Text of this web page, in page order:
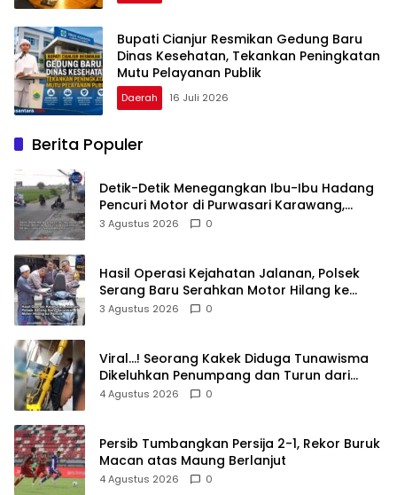
Bupati Cianjur Resmikan Gedung Baru
Dinas Kesehatan, Tekankan Peningkatan
Mutu Pelayanan Publik
Daerah 16 Juli 2026
Berita Populer
Detik-Detik Menegangkan Ibu-Ibu Hadang
Pencuri Motor di Purwasari Karawang,
Pelaku Lolos di Tengah Keramaian!
3 Agustus 2026 0
Hasil Operasi Kejahatan Jalanan, Polsek
Serang Baru Serahkan Motor Hilang ke
Pemilik
3 Agustus 2026 0
Viral…! Seorang Kakek Diduga Tunawisma
Dikeluhkan Penumpang dan Turun dari
TransJakarta Karena Bau Badan
4 Agustus 2026 0
Persib Tumbangkan Persija 2-1, Rekor Buruk
Macan atas Maung Berlanjut
4 Agustus 2026 0